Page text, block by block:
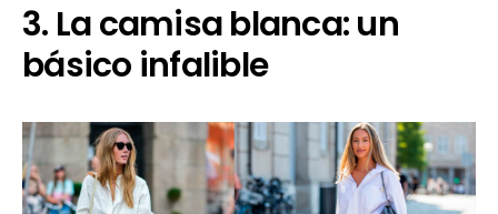
3. La camisa blanca: un
básico infalible